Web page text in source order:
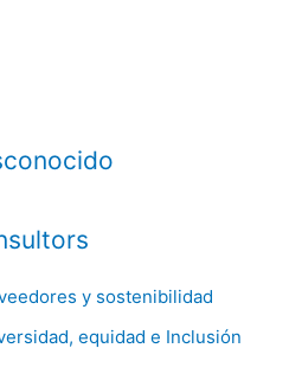
y sostenibilidad
equidad e Inclusión